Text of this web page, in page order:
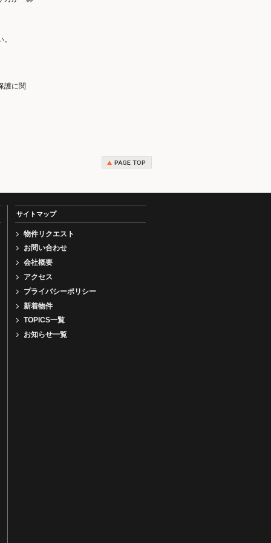
護に関
サイトマップ
物件リクエスト
お問い合わせ
会社概要
アクセス
プライバシーポリシー
新着物件
TOPICS一覧
お知らせ一覧